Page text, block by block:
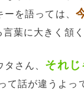
を語っては、
葉に大きく頷く
さん、 それじ
て話が違うよっ